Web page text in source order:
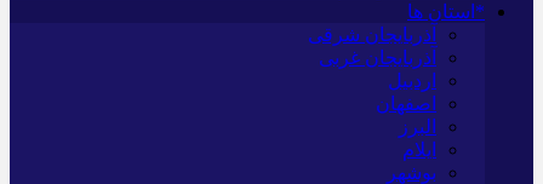
*استان ها
آذربایجان شرقی
آذربایجان غربی
اردبیل
اصفهان
البرز
ایلام
بوشهر